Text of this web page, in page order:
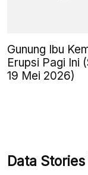
Gunung Ibu
Erupsi Pagi Ini
19 Mei 2026)
Data